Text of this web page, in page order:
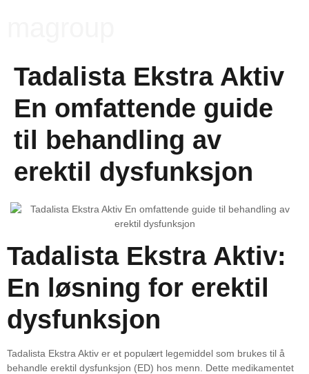
Tadalista Ekstra Aktiv
En omfattende guide
til behandling av
erektil dysfunksjon
Tadalista Ekstra Aktiv:
En løsning for erektil
dysfunksjon
Tadalista Ekstra Aktiv er et populært legemiddel som brukes til å
behandle erektil dysfunksjon (ED) hos menn. Dette medikamentet